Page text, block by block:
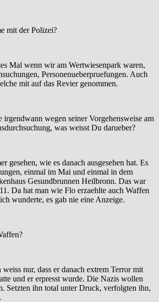
mit der Polizei?
Mal wenn wir am Wertwiesenpark waren,
Personenueberpruefungen. Auch
mit auf das Revier genommen.
wegen seiner Vorgehensweise am
was weisst Du darueber?
gesehen, wie es danach ausgesehen hat. Es
einmal im Mai und einmal in dem
Gesundbrunnen Heilbronn. Das war
Da hat man wie Flo erzaehlte auch Waffen
wunderte, es gab nie eine Anzeige.
nur, dass er danach extrem Terror mit
und er erpresst wurde. Die Nazis wollen
Setzten ihn total unter Druck, verfolgten ihn,